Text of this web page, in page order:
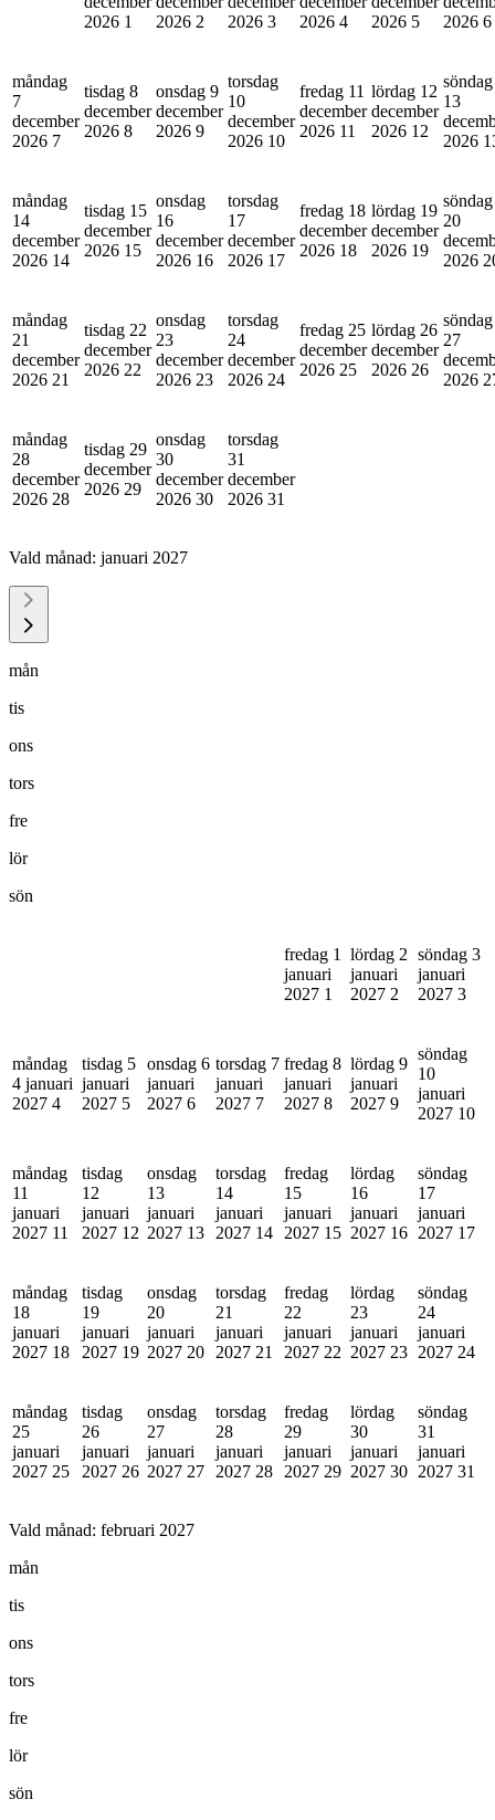
2026 1
2026 2
2026 3
2026 4
2026 5
2026 6
måndag
7
december
2026 7
tisdag 8
december
2026 8
onsdag 9
december
2026 9
torsdag
10
december
2026 10
fredag 11
december
2026 11
lördag 12
december
2026 12
söndag
13
2026
måndag
14
december
2026 14
tisdag 15
december
2026 15
onsdag
16
december
2026 16
torsdag
17
december
2026 17
fredag 18
december
2026 18
lördag 19
december
2026 19
söndag
20
2026
måndag
21
december
2026 21
tisdag 22
december
2026 22
onsdag
23
december
2026 23
torsdag
24
december
2026 24
fredag 25
december
2026 25
lördag 26
december
2026 26
söndag
27
2026
måndag
28
december
2026 28
tisdag 29
december
2026 29
onsdag
30
december
2026 30
torsdag
31
december
2026 31
Vald månad: januari 2027
mån
tis
ons
tors
fre
lör
sön
fredag 1
januari
2027 1
lördag 2
januari
2027 2
söndag 3
januari
2027 3
måndag
4 januari
2027 4
tisdag 5
januari
2027 5
onsdag 6
januari
2027 6
torsdag 7
januari
2027 7
fredag 8
januari
2027 8
lördag 9
januari
2027 9
söndag
10
januari
2027 10
måndag
11
januari
2027 11
tisdag
12
januari
2027 12
onsdag
13
januari
2027 13
torsdag
14
januari
2027 14
fredag
15
januari
2027 15
lördag
16
januari
2027 16
söndag
17
januari
2027 17
måndag
18
januari
2027 18
tisdag
19
januari
2027 19
onsdag
20
januari
2027 20
torsdag
21
januari
2027 21
fredag
22
januari
2027 22
lördag
23
januari
2027 23
söndag
24
januari
2027 24
måndag
25
januari
2027 25
tisdag
26
januari
2027 26
onsdag
27
januari
2027 27
torsdag
28
januari
2027 28
fredag
29
januari
2027 29
lördag
30
januari
2027 30
söndag
31
januari
2027 31
Vald månad: februari 2027
mån
tis
ons
tors
fre
lör
sön